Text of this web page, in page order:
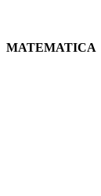
MATEMATICA